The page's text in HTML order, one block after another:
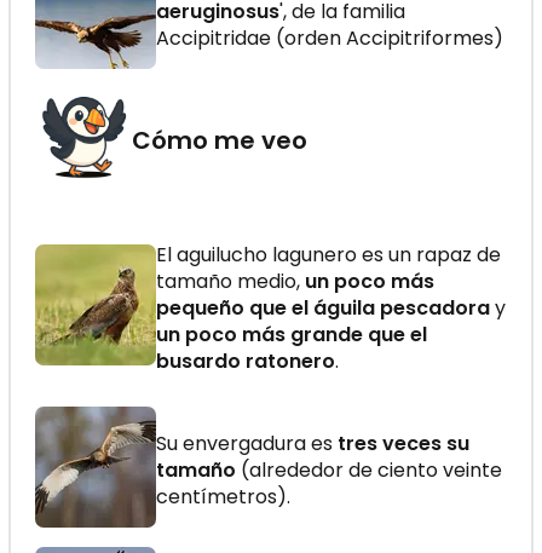
aeruginosus', de la familia
Accipitridae (orden Accipitriformes)
Cómo me veo
El aguilucho lagunero es un rapaz de
tamaño medio, un poco más
pequeño que el águila pescadoray
un poco más grande que el
busardo ratonero.
Su envergadura es tres veces su
tamaño (alrededor de ciento veinte
centímetros).